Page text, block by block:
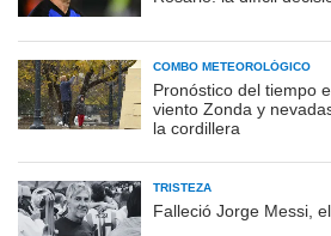
COMBO METEOROLÓGICO
Pronóstico del tiempo
viento Zonda y
la cordillera
TRISTEZA
Falleció Jorge Messi,